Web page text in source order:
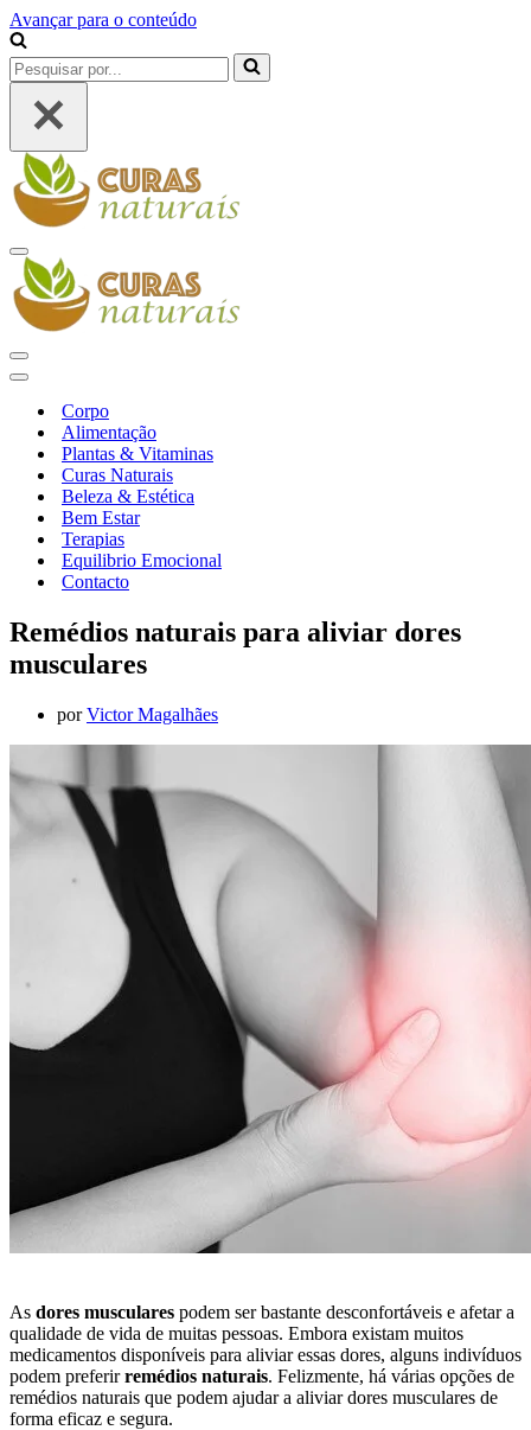
Avançar para o conteúdo
Pesquisar
por...
Menu
de
navegação
Menu
de
Menu
navegação
Corpo
Alimentação
Plantas & Vitaminas
Curas Naturais
Beleza & Estética
Bem Estar
Terapias
Equilibrio Emocional
Contacto
Remédios naturais para aliviar dores
musculares
porVictor Magalhães
As dores musculares podem ser bastante desconfortáveis e afetar a
qualidade de vida de muitas pessoas. Embora existam muitos
medicamentos disponíveis para aliviar essas dores, alguns indivíduos
podem preferirremédios naturais. Felizmente, há várias opções de
remédios naturais que podem ajudar a aliviar dores musculares de
forma eficaz e segura.